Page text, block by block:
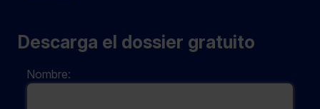
Descarga el dossier gratuito
Nombre: